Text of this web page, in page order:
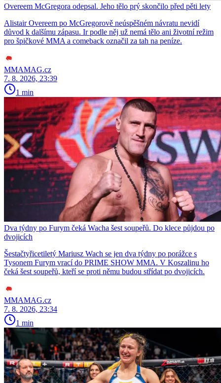
Overeem McGregora odepsal. Jeho tělo prý skončilo před pěti lety
Alistair Overeem po McGregorově neúspěšném návratu nevidí
důvod k dalšímu zápasu. Ir podle něj už nemá tělo ani životní režim
pro špičkové MMA a comeback označil za tah na peníze.
MMAMAG.cz
7. 8. 2026, 23:39
1 min
Dva týdny po Furym čeká Wacha šest soupeřů. Do klece půjdou po
dvojicích
Šestačtyřicetiletý Mariusz Wach se jen dva týdny po porážce s
Tysonem Furym vrací do PRIME SHOW MMA. V Koszalinu ho
čeká šest soupeřů, kteří se proti němu budou střídat po dvojicích.
MMAMAG.cz
7. 8. 2026, 23:34
1 min